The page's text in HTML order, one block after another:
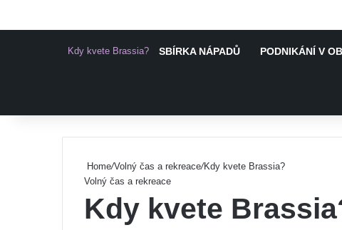
Kdy kvete Brassia? SBÍRKA NÁPADŮ PODNIKÁNÍ V
Home/Volný čas a rekreace/Kdy kvete Brassia?
Volný čas a rekreace
Kdy kvete